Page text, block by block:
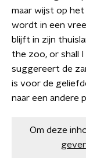
maar wijst op het
wordt in een
blijft in zijn
the zoo, or shall
suggereert de
is voor de
naar een andere
Om deze